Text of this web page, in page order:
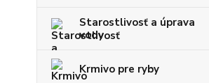
Starostlivosť a úprava
vody
Krmivo pre ryby